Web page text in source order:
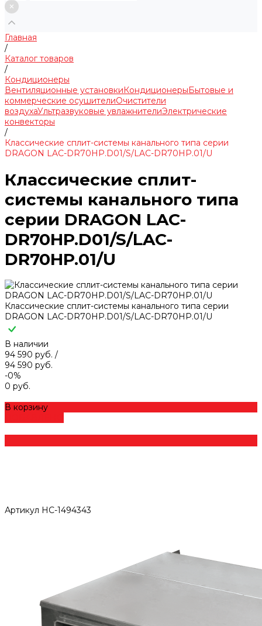
Главная
/
Каталог товаров
/
Кондиционеры
Вентиляционные установкиКондиционерыБытовые и
коммерческие осушителиОчистители
воздухаУльтразвуковые увлажнителиЭлектрические
конвекторы
/
Классические сплит-системы канального типа серии
DRAGON LAC-DR70HP.D01/S/LAC-DR70HP.01/U
Классические сплит-
системы канального типа
серии DRAGON LAC-
DR70HP.D01/S/LAC-
DR70HP.01/U
Классические сплит-системы канального типа серии
DRAGON LAC-DR70HP.D01/S/LAC-DR70HP.01/U
В наличии
94 590 руб. /
94 590 руб.
-0%
0 руб.
В корзину
Артикул НС-1494343